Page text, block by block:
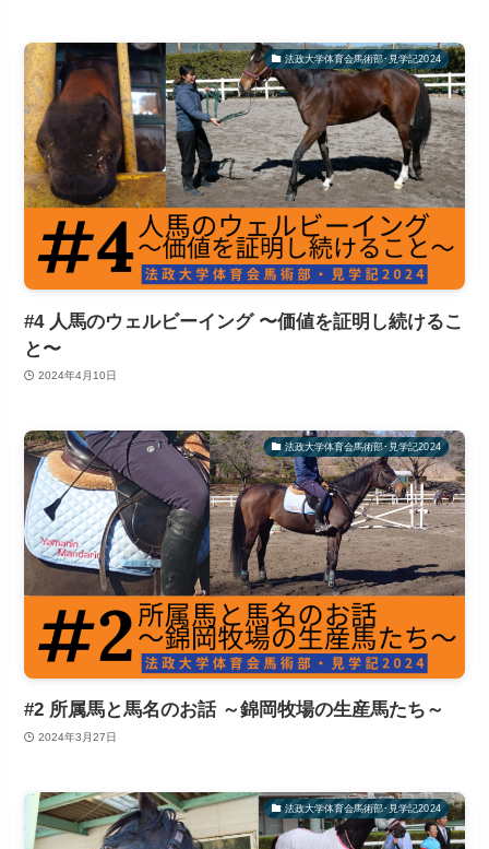
法政大学体育会馬術部･見学記2024
#4 人馬のウェルビーイング 〜価値を証明し続けるこ
と〜
2024年4月10日
法政大学体育会馬術部･見学記2024
#2 所属馬と馬名のお話 ～錦岡牧場の生産馬たち～
2024年3月27日
法政大学体育会馬術部･見学記2024